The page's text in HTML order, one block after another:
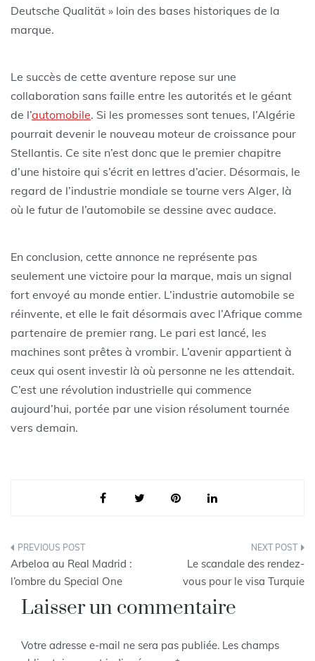
Deutsche Qualität » loin des bases historiques de la
marque.
Le succès de cette aventure repose sur une
collaboration sans faille entre les autorités et le géant
de l’automobile. Si les promesses sont tenues, l’Algérie
pourrait devenir le nouveau moteur de croissance pour
Stellantis. Ce site n’est donc que le premier chapitre
d’une histoire qui s’écrit en lettres d’acier. Désormais, le
regard de l’industrie mondiale se tourne vers Alger, là
où le futur de l’automobile se dessine avec audace.
En conclusion, cette annonce ne représente pas
seulement une victoire pour la marque, mais un signal
fort envoyé au monde entier. L’industrie automobile se
réinvente, et elle le fait désormais avec l’Afrique comme
partenaire de premier rang. Le pari est lancé, les
machines sont prêtes à vrombir. L’avenir appartient à
ceux qui osent investir là où personne ne les attendait.
C’est une révolution industrielle qui commence
aujourd’hui, portée par une vision résolument tournée
vers demain.
Navigation
de
l’article
Arbeloa au Real Madrid :
l’ombre du Special One
Le scandale des rendez-
vous pour le visa Turquie
Laisser un commentaire
Votre adresse e-mail ne sera pas publiée. Les champs